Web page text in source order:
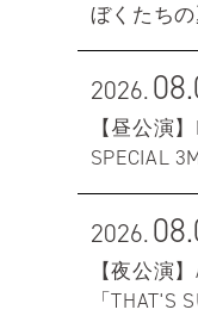
ぼくたち
2026.
【昼公演
SPECIAL
2026.
【夜公演
「THAT'S